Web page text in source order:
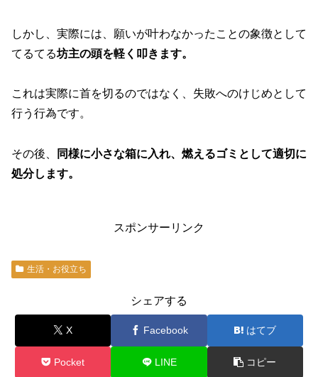
しかし、実際には、願いが叶わなかったことの象徴として
てるてる坊主の頭を軽く叩きます。
これは実際に首を切るのではなく、失敗へのけじめとして
行う行為です。
その後、
同様に小さな箱に入れ、燃えるゴミとして適切に
処分します。
スポンサーリンク
生活・お役立ち
シェアする
X Facebook はてブ
Pocket LINE コピー